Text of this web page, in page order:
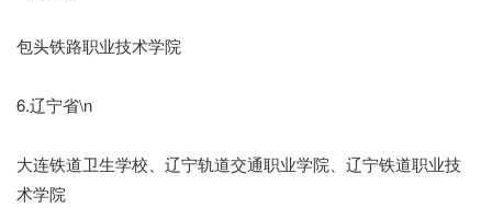
包头铁路职业技术学院
6.辽宁省\n
大连铁道卫生学校、辽宁轨道交通职业学院、辽宁铁道职业技
术学院